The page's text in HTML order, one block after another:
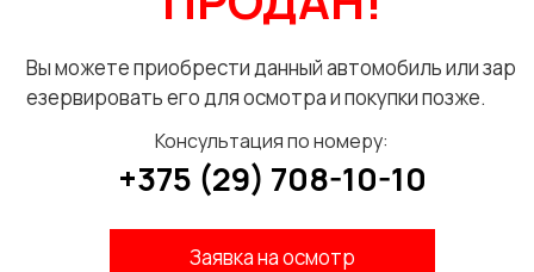
Вы можете приобрести данный автомобиль или зар
езервировать его для осмотра и покупки позже.
Консультация по номеру:
+375 (29) 708-10-10
Заявка на осмотр